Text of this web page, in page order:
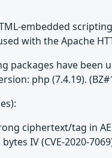
embedded
with the Apache
packages have been
php (7.4.19).
ciphertext/tag in
IV (CVE-2020-